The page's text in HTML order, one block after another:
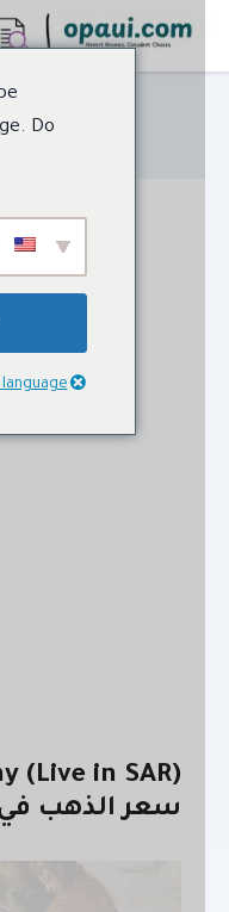
سعر الذهب في
be
Do
English
language